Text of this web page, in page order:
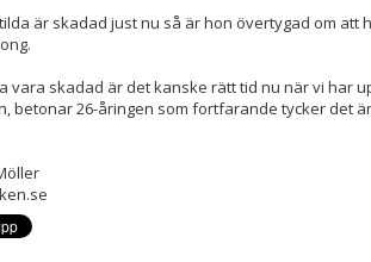
är skadad just nu så är hon övertygad om att
vara skadad är det kanske rätt tid nu när vi har
betonar 26-åringen som fortfarande tycker det